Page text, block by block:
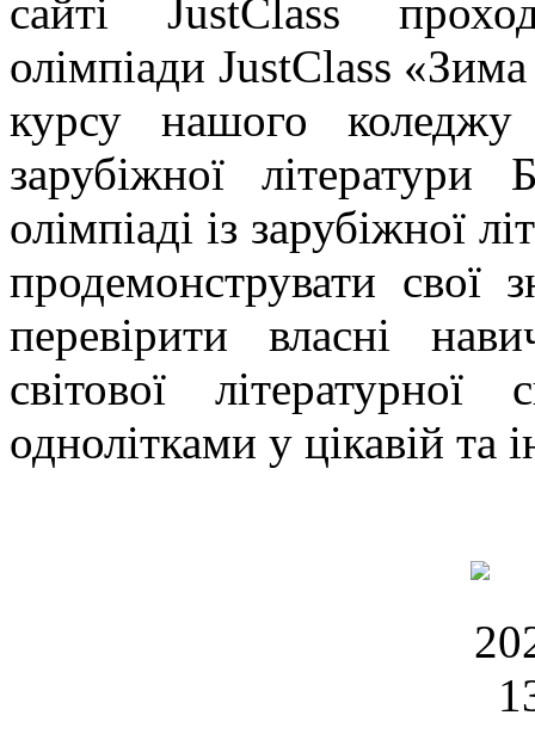
сайті JustClass
олімпіади JustClass
курсу нашого коледжу
зарубіжної
олімпіаді із зарубіжної
продемонструвати свої
перевірити власні
світової
однолітками у цікавій та